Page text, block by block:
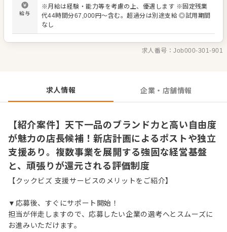
ています。仲間と共に、お客様から長く愛されるお店をつ
くりあげていくやりがいを実感してください。 ＜おすすめ
ポイント＞ 創業から13年、飲食事業を軸に不動産や太陽光
営基盤を築いています。各種手当や充実した福利厚生に加
え、過去にはハワイや台湾への社員旅行実績もあり、待遇
給与
※月給は経験・能力等を考慮の上、優遇します ※固定残業
代44時間分67,000円～含む。超過分は別途支給 ◎試用期間
なし
求人番号：Job000-301-901
求人情報 企業・店舗情報
【紹介案件】天下一品のブランド力と高い自由度
が魅力の店長候補！新店計画によるポストや独立
支援あり。複数事業を展開する強固な経営基盤
と、頑張りが還元される評価制度
【クックビズ 支援サービスのメリットをご紹介】
▼応募後、すぐにサポート開始！
担当が伴走しますので、応募したい企業の選考へとスムーズに
お進みいただけます。